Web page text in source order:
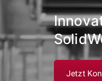
Jetzt